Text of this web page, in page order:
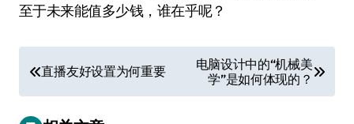
至于未来能值多少钱，谁在乎呢？
章
导
直播友好设置为何重要
电脑设计中的“机械美
学”是如何体现的？